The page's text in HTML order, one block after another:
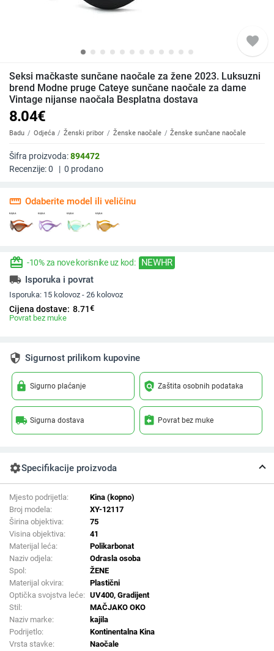
favorite
Seksi mačkaste sunčane naočale za žene 2023. Luksuzni
brend Modne pruge Cateye sunčane naočale za dame
Vintage nijanse naočala Besplatna dostava
8.04€
Badu Odjeća Ženski pribor Ženske naočale Ženske sunčane naočale
Šifra proizvoda:894472
Recenzije:0 | 0 prodano
straighten Odaberite model ili veličinu
redeem -10% za nove korisnike uz kod: NEWHR
local_shipping Isporuka i povrat
Isporuka: 15 kolovoz - 26 kolovoz
Cijena dostave: 8.71€
Povrat bez muke
security Sigurnost prilikom kupovine
lock Sigurno plaćanje policy Zaštita osobnih podataka
local_shipping Sigurna dostava assignment_return Povrat bez muke
settingsSpecifikacije proizvoda
Mjesto podrijetla:
Kina (kopno)
Broj modela:
XY-12117
Širina objektiva:
75
Visina objektiva:
41
Materijal leća:
Polikarbonat
Naziv odjela:
Odrasla osoba
Spol:
ŽENE
Materijal okvira:
Plastični
Optička svojstva leće: UV400, Gradijent
Stil:
MAČJAKO OKO
Naziv marke:
kajila
Podrijetlo:
Kontinentalna Kina
Vrsta stavke:
Naočale